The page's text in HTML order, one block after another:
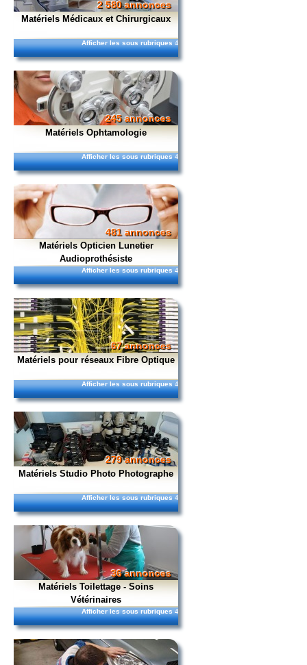
2 580 annonces
Matériels Médicaux et Chirurgicaux
Afficher les sous rubriques 4
245 annonces
Matériels Ophtamologie
Afficher les sous rubriques 4
481 annonces
Matériels Opticien Lunetier
Audioprothésiste
Afficher les sous rubriques 4
67 annonces
Matériels pour réseaux Fibre Optique
Afficher les sous rubriques 4
279 annonces
Matériels Studio Photo Photographe
Afficher les sous rubriques 4
36 annonces
Matériels Toilettage - Soins
Vétérinaires
Afficher les sous rubriques 4